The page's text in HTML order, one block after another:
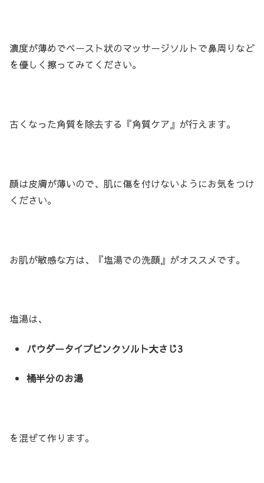
濃度が薄めでペースト状のマッサージソルトで鼻周りなど
を優しく擦ってみてください。
古くなった角質を除去する『角質ケア』が行えます。
顔は皮膚が薄いので、肌に傷を付けないようにお気をつけ
ください。
お肌が敏感な方は、『塩湯での洗顔』がオススメです。
塩湯は、
パウダータイプピンクソルト大さじ3
桶半分のお湯
を混ぜて作ります。